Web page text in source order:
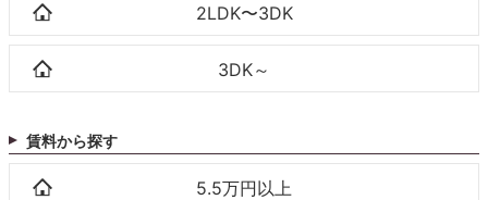
2LDK〜3DK
3DK～
賃料から探す
5.5万円以上